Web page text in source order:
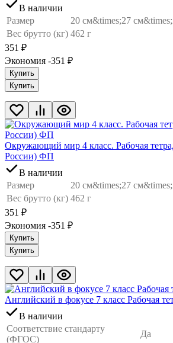
В наличии
Размер
20 см&times;27
Вес брутто (кг) 462 г
351 ₽
Экономия -351 ₽
Купить
Купить
Окружающий мир 4 класс. Рабочая
России) ФП
В наличии
Размер
20 см&times;27
Вес брутто (кг) 462 г
351 ₽
Экономия -351 ₽
Купить
Купить
Английский в фокусе 7 класс Рабочая
В наличии
Соответствие стандарту
(ФГОС)
Да